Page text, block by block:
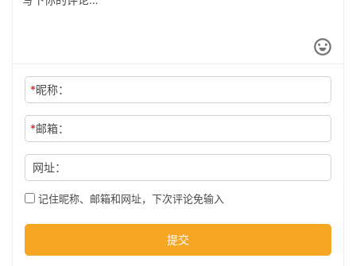
尚
技
*昵称：
*邮箱：
网址：
记住昵称、邮箱和网址，下次评论免输入
提交